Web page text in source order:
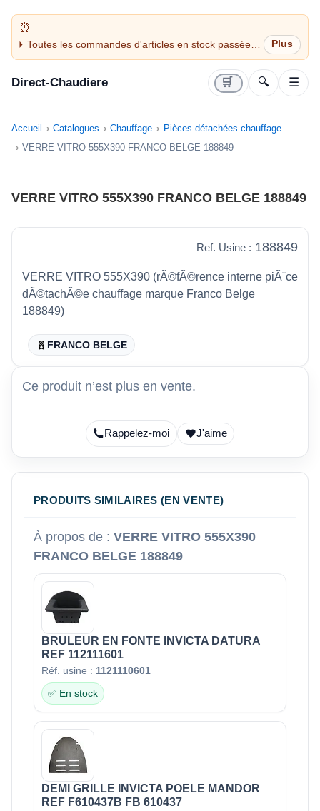
Toutes les commandes d'articles en stock passées
avant 14H sont expédiées le jour même (jours
Direct-Chaudiere 🛒 🔍 ☰
Accueil Catalogues Chauffage
Pièces détachées chauffage
VERRE VITRO 555X390 FRANCO BELGE 188849
VERRE VITRO 555X390 FRANCO BELGE 188849
Ref. Usine : 188849
VERRE VITRO 555X390 (rÃ©fÃ©rence interne piÃ¨ce
dÃ©tachÃ©e chauffage marque Franco Belge
188849)
FRANCO BELGE
Ce produit n’est plus en vente.
Rappelez-moi J'aime
PRODUITS SIMILAIRES (EN VENTE)
À propos de : VERRE VITRO 555X390
FRANCO BELGE 188849
BRULEUR EN FONTE INVICTA DATURA
REF 112111601
Réf. usine : 1121110601
✅ En stock
DEMI GRILLE INVICTA POELE MANDOR
REF F610437B FB 610437